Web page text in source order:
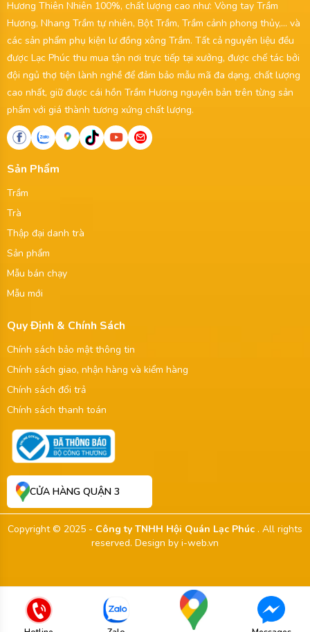
Hương Thiên Nhiên 100%, chất lượng cao như: Vòng tay Trầm
Hương, Nhang Trầm tự nhiên, Bột Trầm, Trầm cảnh phong thủy,... và
các sản phẩm phụ kiện lư đồng xông Trầm. Tất cả nguyên liệu đều
được Lạc Phúc thu mua tận nơi trực tiếp tại xưởng, được chế tác bởi
đội ngủ thợ tiện lành nghề để đảm bảo mẫu mã đa dạng, chất lượng
cao nhất, giữ được cái hồn Trầm Hương nguyên bản trên từng sản
phẩm với giá thành tương xứng chất lượng.
Sản Phẩm
Trầm
Trà
Thập đại danh trà
Sản phẩm
Mẫu bán chạy
Mẫu mới
Quy Định & Chính Sách
Chính sách bảo mật thông tin
Chính sách giao, nhận hàng và kiểm hàng
Chính sách đổi trả
Chính sách thanh toán
CỬA HÀNG QUẬN 3
Copyright © 2025 - Công ty TNHH Hội Quán Lạc Phúc . All rights
reserved. Design by i-web.vn